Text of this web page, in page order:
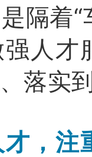
隔着“
人才
落实
注